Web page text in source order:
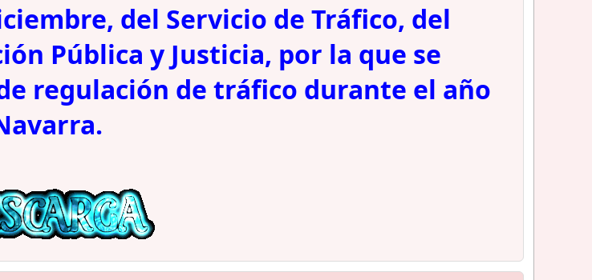
del Servicio de Tráfico, del
Pública y Justicia, por la que se
regulación de tráfico durante el año